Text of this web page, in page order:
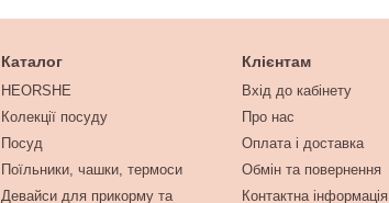
Каталог
HEORSHE
Колекції посуду
Посуд
Поїльники, чашки, термоси
Девайси для прикорму та
Клієнтам
Вхід до кабінету
Про нас
Оплата і доставка
Обмін та повернення
Контактна інформація